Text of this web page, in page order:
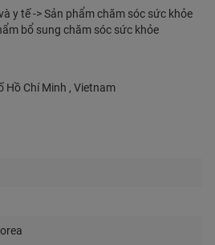
y tế -> Sản phẩm chăm sóc sức khỏe
bổ sung chăm sóc sức khỏe
Hồ Chí Minh , Vietnam